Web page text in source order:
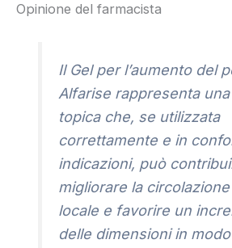
Opinione del farmacista
Il Gel per l’aumento del
Alfarise rappresenta
topica che, se utilizzata
correttamente e in
indicazioni, può
migliorare la
locale e favorire un
delle dimensioni in